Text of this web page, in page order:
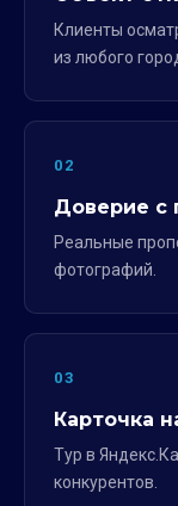
Клиенты
из любого
02
Доверие с
Реальные
фотографий.
03
Карточка
Тур в
конкурентов.